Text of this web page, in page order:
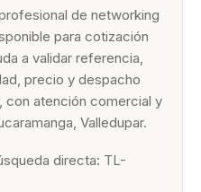
de networking
para cotización
a validar referencia,
precio y despacho
con atención comercial y
Valledupar.
directa: TL-